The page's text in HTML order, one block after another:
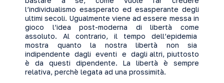
l’individualismo esasperato ed esasperante degli
ultimi secoli. Ugualmente viene ad essere messa in
gioco l’idea post-moderna di libertà come
assoluto. Al contrario, il tempo dell’epidemia
mostra quanto la nostra libertà non sia
indipendente dagli eventi e dagli altri, piuttosto
è da questi dipendente. La libertà è sempre
relativa, perchè legata ad una prossimità.